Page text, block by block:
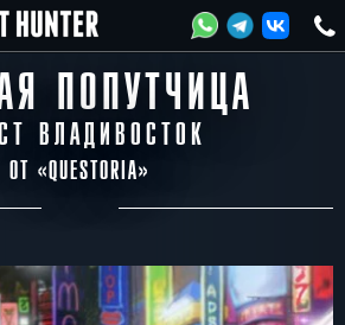
ПОПУТЧИЦА
ВЛАДИВОСТОК
ОТ «QUESTORIA»